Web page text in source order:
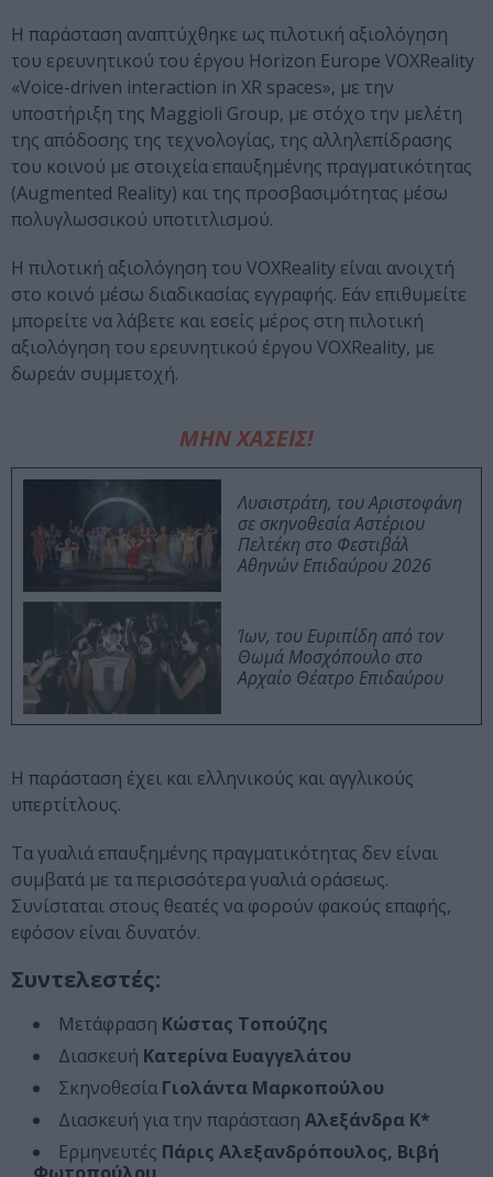
Η παράσταση αναπτύχθηκε ως πιλοτική αξιολόγηση
του ερευνητικού του έργου Horizon Europe VOXReality
«Voice-driven interaction in XR spaces», με την
υποστήριξη της Maggioli Group, με στόχο την μελέτη
της απόδοσης της τεχνολογίας, της αλληλεπίδρασης
του κοινού με στοιχεία επαυξημένης πραγματικότητας
(Augmented Reality) και της προσβασιμότητας μέσω
πολυγλωσσικού υποτιτλισμού.
Η πιλοτική αξιολόγηση του VOXReality είναι ανοιχτή
στο κοινό μέσω διαδικασίας εγγραφής. Εάν επιθυμείτε
μπορείτε να λάβετε και εσείς μέρος στη πιλοτική
αξιολόγηση του ερευνητικού έργου VOXReality, με
δωρεάν συμμετοχή.
ΜΗΝ ΧΑΣΕΙΣ!
Λυσιστράτη, του Αριστοφάνη
σε σκηνοθεσία Αστέριου
Πελτέκη στο Φεστιβάλ
Αθηνών Επιδαύρου 2026
Ίων, του Ευριπίδη από τον
Θωμά Μοσχόπουλο στο
Αρχαίο Θέατρο Επιδαύρου
Η παράσταση έχει και ελληνικούς και αγγλικούς
υπερτίτλους.
Τα γυαλιά επαυξημένης πραγματικότητας δεν είναι
συμβατά με τα περισσότερα γυαλιά οράσεως.
Συνίσταται στους θεατές να φορούν φακούς επαφής,
εφόσον είναι δυνατόν.
Συντελεστές:
Μετάφραση Κώστας Τοπούζης
Διασκευή Κατερίνα Ευαγγελάτου
Σκηνοθεσία Γιολάντα Μαρκοπούλου
Διασκευή για την παράσταση Αλεξάνδρα Κ*
Ερμηνευτές Πάρις Αλεξανδρόπουλος, Βιβή